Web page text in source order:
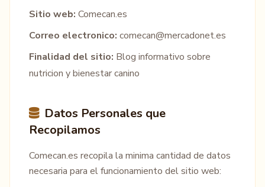
Sitio web: Comecan.es
Correo electronico: comecan@mercadonet.es
Finalidad del sitio: Blog informativo sobre
nutricion y bienestar canino
Datos Personales que
Recopilamos
Comecan.es recopila la minima cantidad de datos
necesaria para el funcionamiento del sitio web: